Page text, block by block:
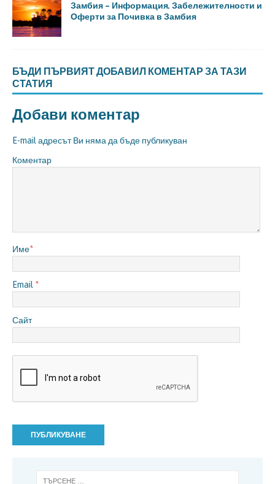
Замбия – Информация, Забележителности и
Оферти за Почивка в Замбия
БЪДИ ПЪРВИЯТ ДОБАВИЛ КОМЕНТАР ЗА ТАЗИ
СТАТИЯ
Добави коментар
E-mail адресът Ви няма да бъде публикуван
Коментар
Име*
Email *
Сайт